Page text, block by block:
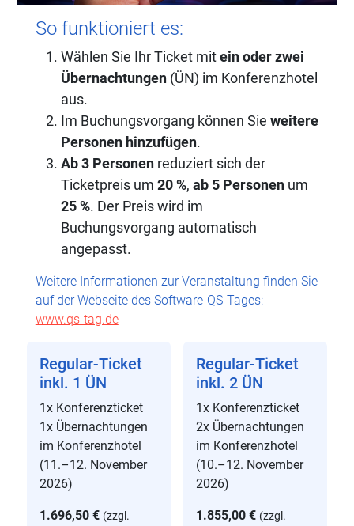
So funktioniert es:
Wählen Sie Ihr Ticket mitein oder zwei
Übernachtungen(ÜN) im Konferenzhotel
aus.
Im Buchungsvorgang können Sie weitere
Personen hinzufügen.
Ab 3 Personenreduziert sich der
Ticketpreis um 20 %, ab 5 Personenum
25 %. Der Preis wird im
Buchungsvorgang automatisch
angepasst.
Weitere Informationen zur Veranstaltung finden Sie
auf der Webseite des Software-QS-Tages:
www.qs-tag.de
Regular-Ticket
inkl. 1 ÜN
1x Konferenzticket
1x Übernachtungen
im Konferenzhotel
(11.–12. November
2026)
1.696,50 € (zzgl.
Regular-Ticket
inkl. 2 ÜN
1x Konferenzticket
2x Übernachtungen
im Konferenzhotel
(10.–12. November
2026)
1.855,00 € (zzgl.